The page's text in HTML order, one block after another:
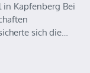
in Kapfenberg Bei
sich die…